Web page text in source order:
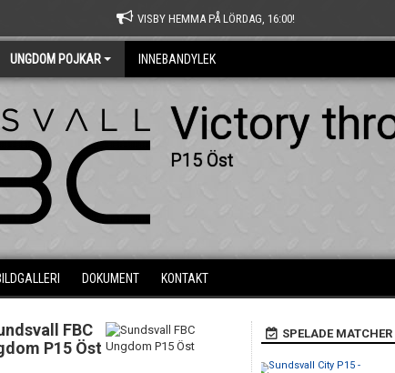
VISBY HEMMA PÅ LÖRDAG, 16:00!
UNGDOM POJKAR INNEBANDYLEK
Victory
P15 Öst
DOKUMENT KONTAKT
FBC
P15 Öst
SPELADE MATCHER
Sundsvall City P15 -